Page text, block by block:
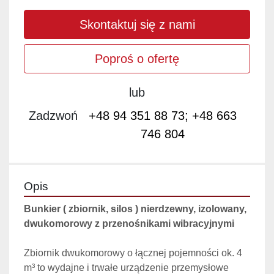
Skontaktuj się z nami
Poproś o ofertę
lub
Zadzwoń
+48 94 351 88 73; +48 663
746 804
Opis
Bunkier ( zbiornik, silos ) nierdzewny, izolowany,
dwukomorowy z przenośnikami wibracyjnymi
Zbiornik dwukomorowy o łącznej pojemności ok. 4
m³ to wydajne i trwałe urządzenie przemysłowe